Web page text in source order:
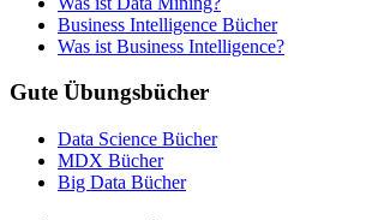
Business Intelligence Bücher
Was ist Business Intelligence?
Gute Übungsbücher
Data Science Bücher
MDX Bücher
Big Data Bücher